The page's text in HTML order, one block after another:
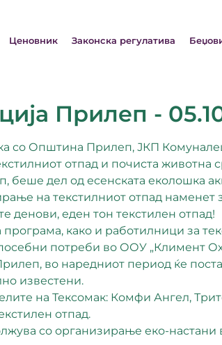
Ценовник Законска регулатива
Прилеп -
со Општина Прилеп, ЈКП
отпад и почиста
беше дел од есенската еколошка
на текстилниот отпад
денови, еден тон текстилен отпад!
како и работилници за
потреби во ООУ „Климент
во наредниот период ќе
известени.
на Тексомак: Комфи Ангел,
отпад.
со организирање еко-